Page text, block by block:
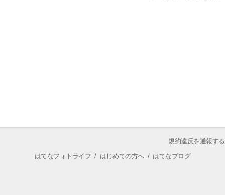
規約違反を通報する
はてなフォトライフ / はじめての方へ/ はてなブログ